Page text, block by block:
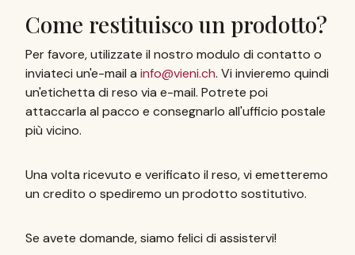
Come restituisco un prodotto?
Per favore, utilizzate il nostro modulo di contatto o
inviateci un'e-mail a info@vieni.ch. Vi invieremo quindi
un'etichetta di reso via e-mail. Potrete poi
attaccarla al pacco e consegnarlo all'ufficio postale
più vicino.
Una volta ricevuto e verificato il reso, vi emetteremo
un credito o spediremo un prodotto sostitutivo.
Se avete domande, siamo felici di assistervi!